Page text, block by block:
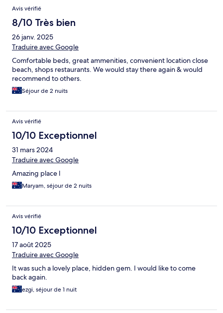
Avis vérifié
8/10 Très bien
26 janv. 2025
Traduire avec Google
Comfortable beds, great ammenities, convenient location close
beach, shops restaurants. We would stay there again & would
recommend to others.
Séjour de 2 nuits
Avis vérifié
10/10 Exceptionnel
31 mars 2024
Traduire avec Google
Amazing place l
Maryam, séjour de 2 nuits
Avis vérifié
10/10 Exceptionnel
17 août 2025
Traduire avec Google
It was such a lovely place, hidden gem. I would like to come
back again.
ezgi, séjour de 1 nuit